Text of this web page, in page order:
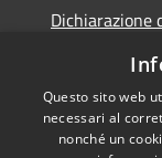
Dichiarazione
Meccanismo
Questo sito web
necessari al
nonché un